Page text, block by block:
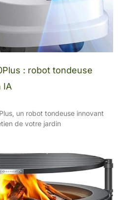
: robot tondeuse
IA
un robot tondeuse innovant
de votre jardin